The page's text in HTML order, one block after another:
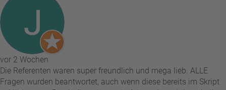
vor 2 Wochen
Die Referenten waren super freundlich und mega lieb. ALLE
Fragen wurden beantwortet, auch wenn diese bereits im Skript